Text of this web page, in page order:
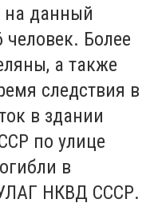
на данный
человек. Более
а также
следствия в
в здании
по улице
в
НКВД СССР.